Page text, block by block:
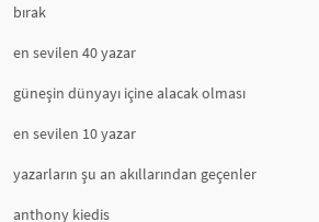
bırak
en sevilen 40 yazar
güneşin dünyayı içine alacak olması
en sevilen 10 yazar
yazarların şu an akıllarından geçenler
anthony kiedis